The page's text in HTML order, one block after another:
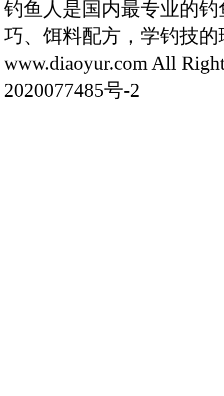
钓鱼人是国内最专业的
巧、饵料配方，学钓技
www.diaoyur.com All
2020077485号-2